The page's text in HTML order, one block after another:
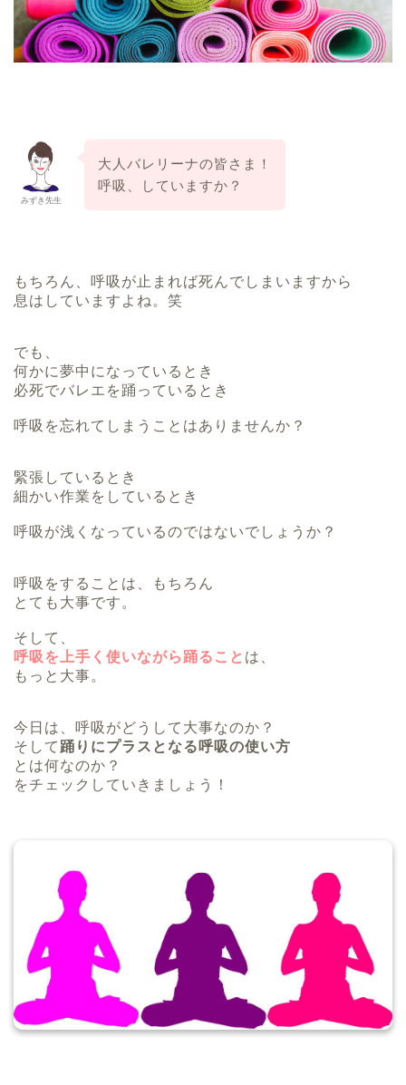
みずき先生
大人バレリーナの皆さま！
呼吸、していますか？
もちろん、呼吸が止まれば死んでしまいますから
息はしていますよね。笑
でも、
何かに夢中になっているとき
必死でバレエを踊っているとき
呼吸を忘れてしまうことはありませんか？
緊張しているとき
細かい作業をしているとき
呼吸が浅くなっているのではないでしょうか？
呼吸をすることは、もちろん
とても大事です。
そして、
呼吸を上手く使いながら踊ること は、
もっと大事。
今日は、呼吸がどうして大事なのか？
そして 踊りにプラスとなる呼吸の使い方
とは何なのか？
をチェックしていきましょう！